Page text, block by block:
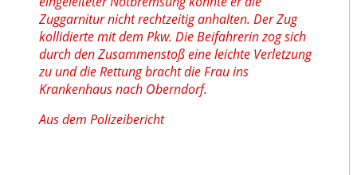
Zuggarnitur nicht rechtzeitig anhalten. Der Zug
kollidierte mit dem Pkw. Die Beifahrerin zog sich
durch den Zusammenstoß eine leichte Verletzung
zu und die Rettung bracht die Frau ins
Krankenhaus nach Oberndorf.
Aus dem Polizeibericht